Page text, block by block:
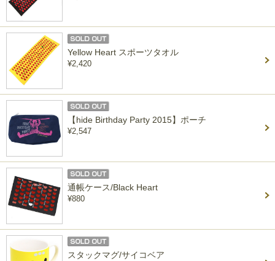
Yellow Heart スポーツタオル
¥2,420
【hide Birthday Party 2015】ポーチ
¥2,547
通帳ケース/Black Heart
¥880
スタックマグ/サイコベア